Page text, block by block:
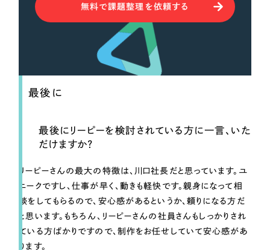
無料で課題整理を依頼する
最後に
最後にリーピーを検討されている方に一言、いた
だけますか？
リーピーさんの最大の特徴は、川口社長だと思っています。ユ
ニークですし、仕事が早く、動きも軽快です。親身になって相
談をしてもらるので、安心感があるというか、頼りになる方だ
と思います。もちろん、リーピーさんの社員さんもしっかりされ
ている方ばかりですので、制作をお任せしていて安心感があ
ります。